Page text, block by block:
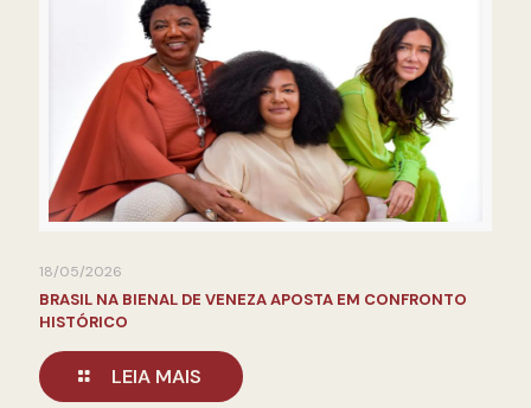
18/05/2026
BRASIL NA BIENAL DE VENEZA APOSTA EM CONFRONTO
HISTÓRICO
LEIA MAIS